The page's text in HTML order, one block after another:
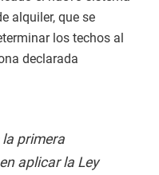
alquiler, que se
los techos al
declarada
primera
aplicar la Ley